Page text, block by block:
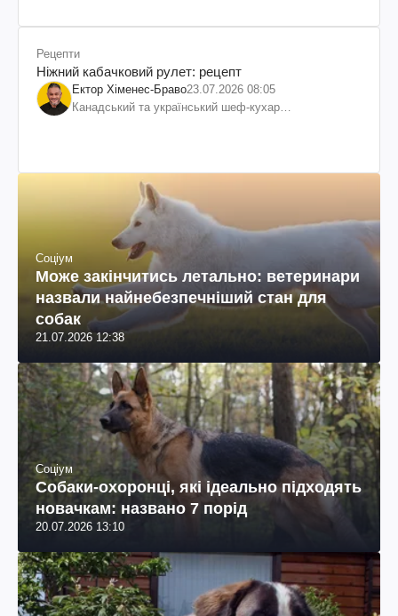
Рецепти
Ніжний кабачковий рулет: рецепт
Ектор Хіменес-Браво23.07.2026 08:05
Канадський та український шеф-кухар
Соціум
Може закінчитись летально: ветеринари
назвали найнебезпечніший стан для
собак
21.07.2026 12:38
Соціум
Собаки-охоронці, які ідеально підходять
новачкам: названо 7 порід
20.07.2026 13:10